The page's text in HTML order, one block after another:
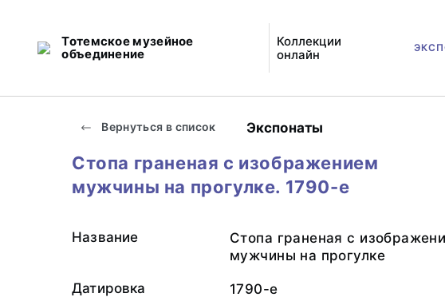
Тотемское музейное
объединение
Коллекции
онлайн
Вернуться в список Экспонаты
Стопа граненая с изображением
мужчины на прогулке. 1790-е
Название
Стопа граненая с
мужчины на прогулке
Датировка 1790-е